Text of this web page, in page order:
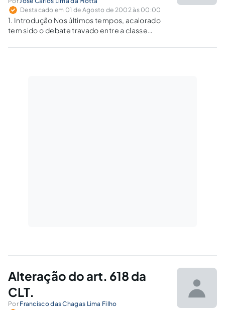
Destacado em 01 de Agosto de 2002 às 00:00
1. Introdução Nos últimos tempos, acalorado
tem sido o debate travado entre a classe
sindicatos de classe e a própria sociedade,
Alteração do art. 618 da
CLT.
Por Francisco das Chagas Lima Filho